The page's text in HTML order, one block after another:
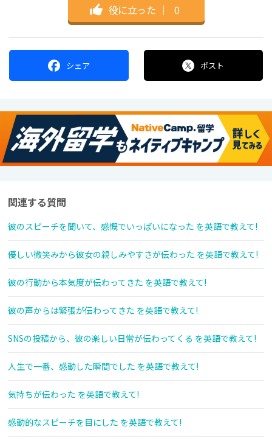
役に立った ｜ 0
シェア ポスト
関連する質問
彼のスピーチを聞いて、感慨でいっぱいになった を英語で教えて!
優しい微笑みから彼女の親しみやすさが伝わった を英語で教えて!
彼の行動から本気度が伝わってきた を英語で教えて!
彼の声からは緊張が伝わってきた を英語で教えて!
SNSの投稿から、彼の楽しい日常が伝わってくる を英語で教えて!
人生で一番、感動した瞬間でした を英語で教えて!
気持ちが伝わった を英語で教えて!
感動的なスピーチを目にした を英語で教えて!